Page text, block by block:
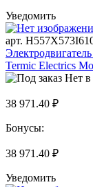
Уведомить
арт.
Termic Electrics
Нет в
38 971.40 ₽
Бонусы:
38 971.40 ₽
Уведомить